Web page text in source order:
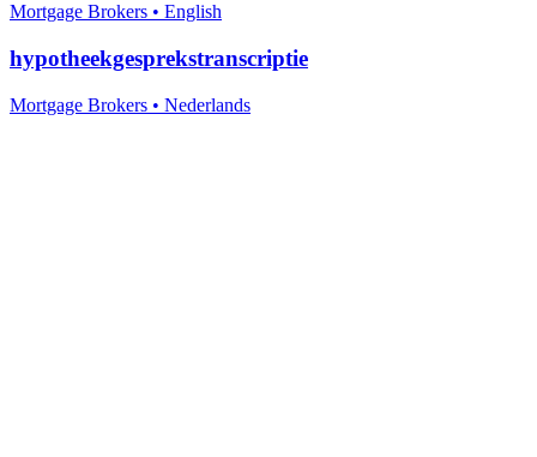
Mortgage Brokers • English
hypotheekgesprekstranscriptie
Mortgage Brokers • Nederlands